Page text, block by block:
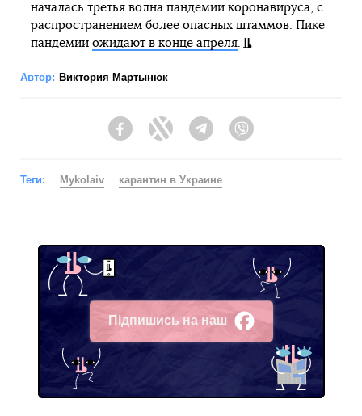
началась третья волна пандемии коронавируса, с
распространением более опасных штаммов. Пике
пандемии ожидают в конце апреля.
Автор: Виктория Мартынюк
FacebookTwitter Telegram
Теги: Mykolaiv карантин в Украине
Підпишись на наш
Facebook